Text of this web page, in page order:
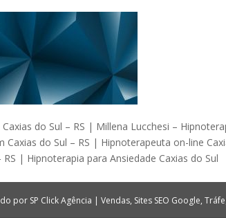
do Sul – RS | Millena Lucchesi –
Caxias do Sul – RS | Hipnoterapeuta on-line
RS | Hipnoterapia para Ansiedade Caxias do Sul
por SP Click Agência | Vendas, Sites SEO Google,